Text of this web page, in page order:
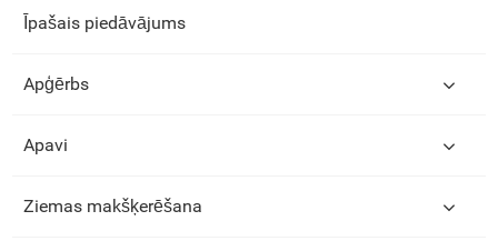
Īpašais piedāvājums
Apģērbs
Apavi
Ziemas makšķerēšana